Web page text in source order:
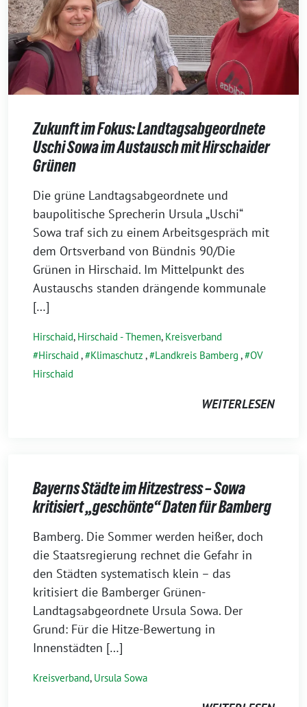
Zukunft im Fokus: Landtagsabgeordnete
Uschi Sowa im Austausch mit Hirschaider
Grünen
7.
Juli
2026
Die grüne Landtagsabgeordnete und
baupolitische Sprecherin Ursula „Uschi“
Sowa traf sich zu einem Arbeitsgespräch mit
dem Ortsverband von Bündnis 90/Die
Grünen in Hirschaid. Im Mittelpunkt des
Austauschs standen drängende kommunale
[…]
Hirschaid, Hirschaid - Themen, Kreisverband
Hirschaid , Klimaschutz , Landkreis Bamberg , OV
Hirschaid
WEITERLESEN
Bayerns Städte im Hitzestress – Sowa
kritisiert „geschönte“ Daten für Bamberg
18.
Juni
2026
Bamberg. Die Sommer werden heißer, doch
die Staatsregierung rechnet die Gefahr in
den Städten systematisch klein – das
kritisiert die Bamberger Grünen-
Landtagsabgeordnete Ursula Sowa. Der
Grund: Für die Hitze-Bewertung in
Innenstädten […]
Kreisverband, Ursula Sowa